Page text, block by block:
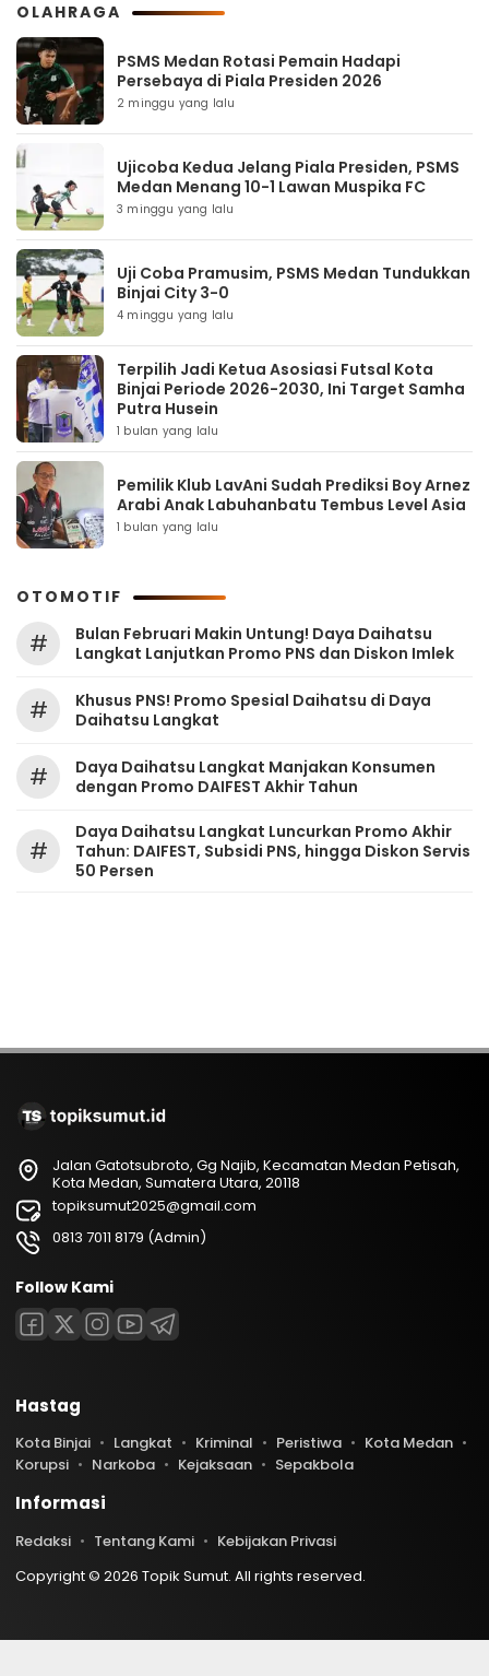
OLAHRAGA
PSMS Medan Rotasi Pemain Hadapi
Persebaya di Piala Presiden 2026
2 minggu yang lalu
Ujicoba Kedua Jelang Piala Presiden, PSMS
Medan Menang 10-1 Lawan Muspika FC
3 minggu yang lalu
Uji Coba Pramusim, PSMS Medan Tundukkan
Binjai City 3-0
4 minggu yang lalu
Terpilih Jadi Ketua Asosiasi Futsal Kota
Binjai Periode 2026-2030, Ini Target Samha
Putra Husein
1 bulan yang lalu
Pemilik Klub LavAni Sudah Prediksi Boy Arnez
Arabi Anak Labuhanbatu Tembus Level Asia
1 bulan yang lalu
OTOMOTIF
#
Bulan Februari Makin Untung! Daya Daihatsu
Langkat Lanjutkan Promo PNS dan Diskon Imlek
#
Khusus PNS! Promo Spesial Daihatsu di Daya
Daihatsu Langkat
#
Daya Daihatsu Langkat Manjakan Konsumen
dengan Promo DAIFEST Akhir Tahun
#
Daya Daihatsu Langkat Luncurkan Promo Akhir
Tahun: DAIFEST, Subsidi PNS, hingga Diskon Servis
50 Persen
Jalan Gatotsubroto, Gg Najib, Kecamatan Medan Petisah,
Kota Medan, Sumatera Utara, 20118
topiksumut2025@gmail.com
0813 7011 8179 (Admin)
Follow Kami
Hastag
Kota Binjai Langkat Kriminal Peristiwa
Kota Medan
Korupsi
Narkoba Kejaksaan Sepakbola
Informasi
Redaksi Tentang Kami
Kebijakan Privasi
Copyright © 2026 Topik Sumut. All rights reserved.